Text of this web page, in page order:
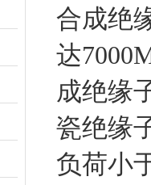
合成绝
达
成绝缘
瓷绝缘
负荷小